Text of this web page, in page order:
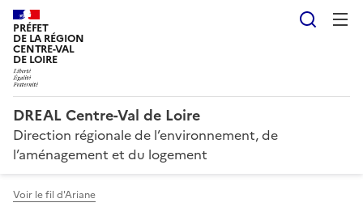
PRÉFET
DE LA RÉGION
CENTRE-VAL
DE LOIRE
DREAL Centre-Val de Loire
Direction régionale de l’environnement, de
l’aménagement et du logement
Voir le fil d'Ariane